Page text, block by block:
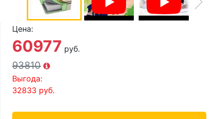
Цена:
60977 руб.
93810
Выгода:
32833 руб.